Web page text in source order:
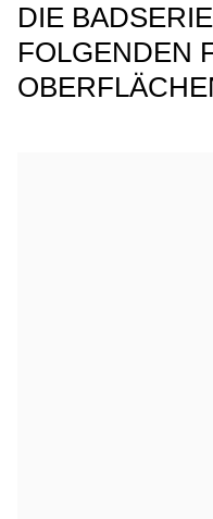
DIE
FOLGENDEN